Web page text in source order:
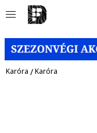
Karóra /Karóra